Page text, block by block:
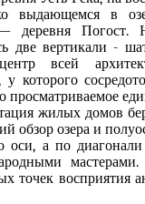
выдающемся в
— деревня Погост.
две вертикали -
всей
которого
просматриваемое
жилых домов
обзор озера и
оси, а по
точек восприятия